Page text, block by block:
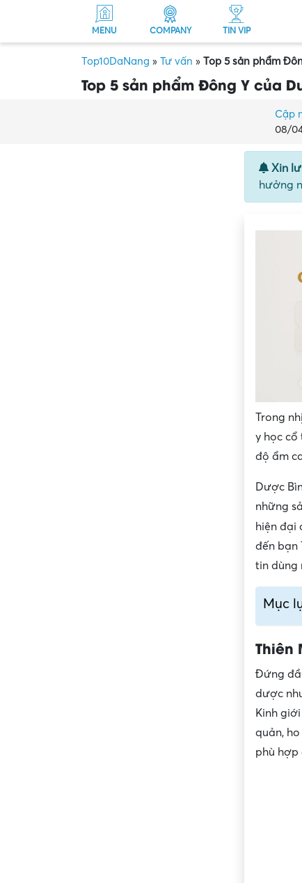
MENU COMPANY TIN VIP
Top10DaNang » Tư vấn » Top 5 sản phẩm
Top 5 sản phẩm Đông Y của
Cập
08/
Xin
hưởng
Trong
y học cổ
độ ẩm
Dược
những
hiện đại
đến bạn
tin dùng
Mục
Thiên
Đứng
dược
Kinh
quản,
phù hợp